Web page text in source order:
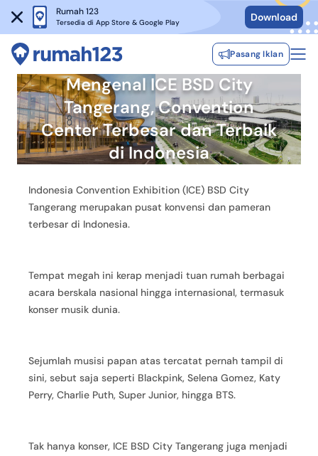
Rumah 123
Tersedia di App Store & Google Play Download
Pasang Iklan
Mengenal ICE BSD City
Tangerang, Convention
Center Terbesar dan Terbaik
di Indonesia
Indonesia Convention Exhibition (ICE) BSD City
Tangerang merupakan pusat konvensi dan pameran
terbesar di Indonesia.
Tempat megah ini kerap menjadi tuan rumah berbagai
acara berskala nasional hingga internasional, termasuk
konser musik dunia.
Sejumlah musisi papan atas tercatat pernah tampil di
sini, sebut saja seperti Blackpink, Selena Gomez, Katy
Perry, Charlie Puth, Super Junior, hingga BTS.
Tak hanya konser, ICE BSD City Tangerang juga menjadi